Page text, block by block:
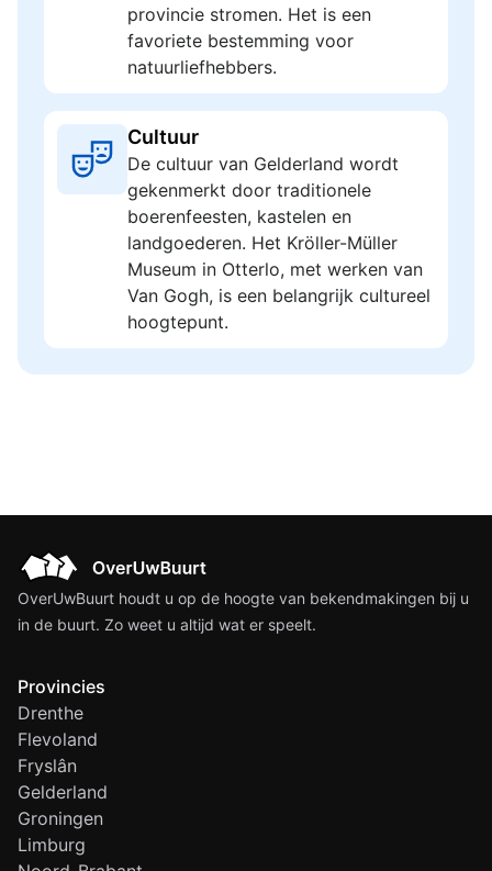
provincie stromen. Het is een
favoriete bestemming voor
natuurliefhebbers.
Cultuur
De cultuur van Gelderland wordt
gekenmerkt door traditionele
boerenfeesten, kastelen en
landgoederen. Het Kröller-Müller
Museum in Otterlo, met werken van
Van Gogh, is een belangrijk cultureel
hoogtepunt.
OverUwBuurt houdt u op de hoogte van bekendmakingen bij u
in de buurt. Zo weet u altijd wat er speelt.
Provincies
Drenthe
Flevoland
Fryslân
Gelderland
Groningen
Limburg